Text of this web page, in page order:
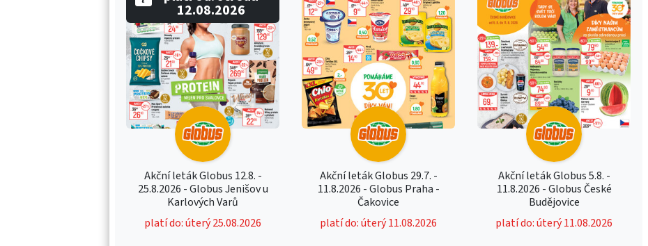
Akční leták Globus 12.8. -
25.8.2026 - Globus Jenišov u
Karlových Varů
platí do: úterý 25.08.2026
12.08.2026
Akční leták Globus 29.7. -
11.8.2026 - Globus Praha -
Čakovice
platí do: úterý 11.08.2026
Akční leták Globus 5.8. -
11.8.2026 - Globus České
Budějovice
platí do: úterý 11.08.2026